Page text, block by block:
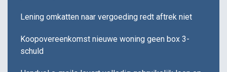
Lening omkatten naar vergoeding redt aftrek niet
Koopovereenkomst nieuwe woning geen box 3-
schuld